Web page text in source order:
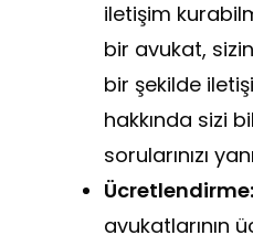
iletişim
bir avukat,
bir şekilde
hakkında sizi
sorularınızı
Ücretlendirme:
avukatlarının